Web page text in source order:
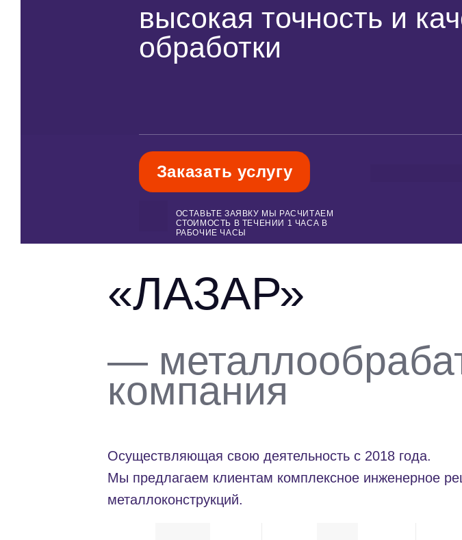
высокая точность и
обработки
Заказать услугу
ОСТАВЬТЕ ЗАЯВКУ МЫ РАСЧИТАЕМ
СТОИМОСТЬ В ТЕЧЕНИИ 1 ЧАСА В
РАБОЧИЕ ЧАСЫ
«ЛАЗАР»
—
компания
Осуществляющая свою деятельность с 2018 года.
Мы предлагаем клиентам комплексное инженерное
металлоконструкций.